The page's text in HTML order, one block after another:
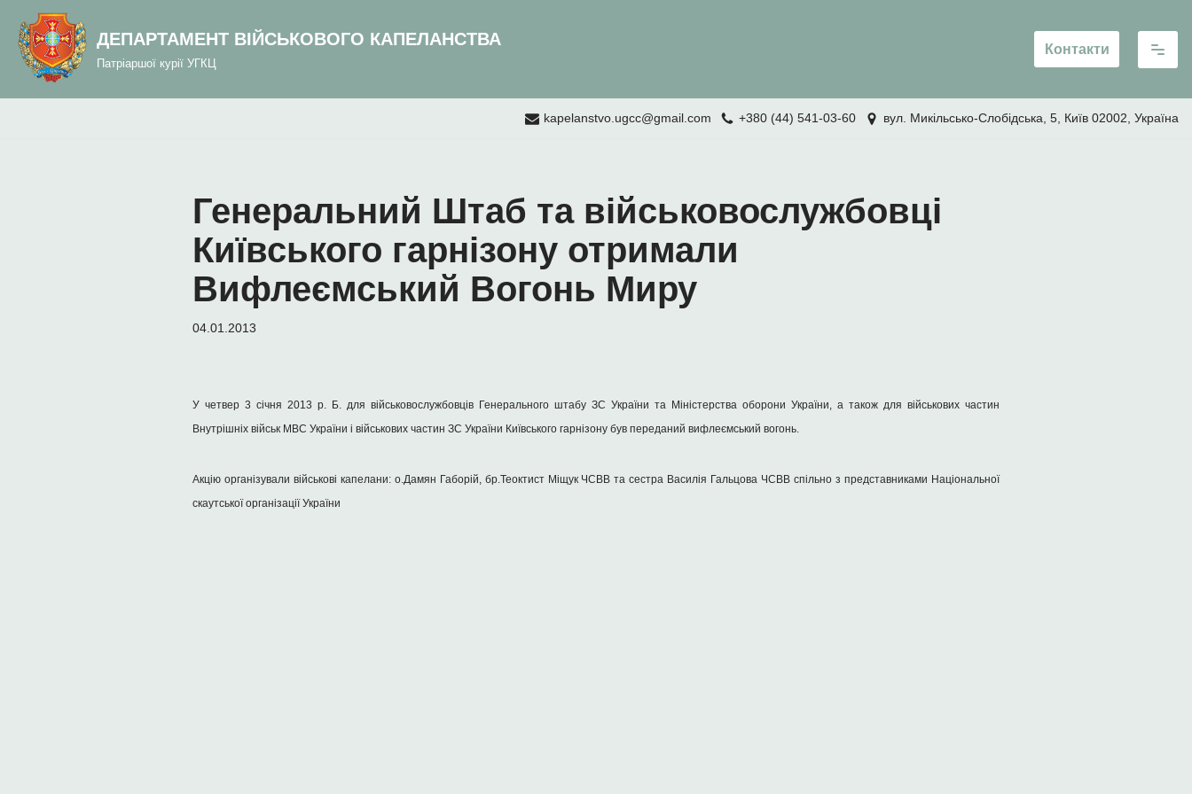
вмісту
Перейти
вмісту
ДЕПАРТАМЕНТ ВІЙСЬКОВОГО КАПЕЛАНСТВА
Патріаршої курії УГКЦ
Контакти
kapelanstvo.ugcc@gmail.com +380 (44) 541-03-60 вул. Микільсько-Слобідська, 5, Київ 02002, Україна
Генеральний Штаб та військовослужбовці
Київського гарнізону отримали
Вифлеємський Вогонь Миру
04.01.2013
У четвер 3 січня 2013 р. Б. для військовослужбовців Генерального штабу ЗС України та Міністерства оборони України, а також для військових частин
Внутрішніх військ МВС України і військових частин ЗС України Київського гарнізону був переданий вифлеємський вогонь.
Акцію організували військові капелани: о.Дамян Габорій, бр.Теоктист Міщук ЧСВВ та сестра Василія Гальцова ЧСВВ спільно з представниками Національної
скаутської організації України